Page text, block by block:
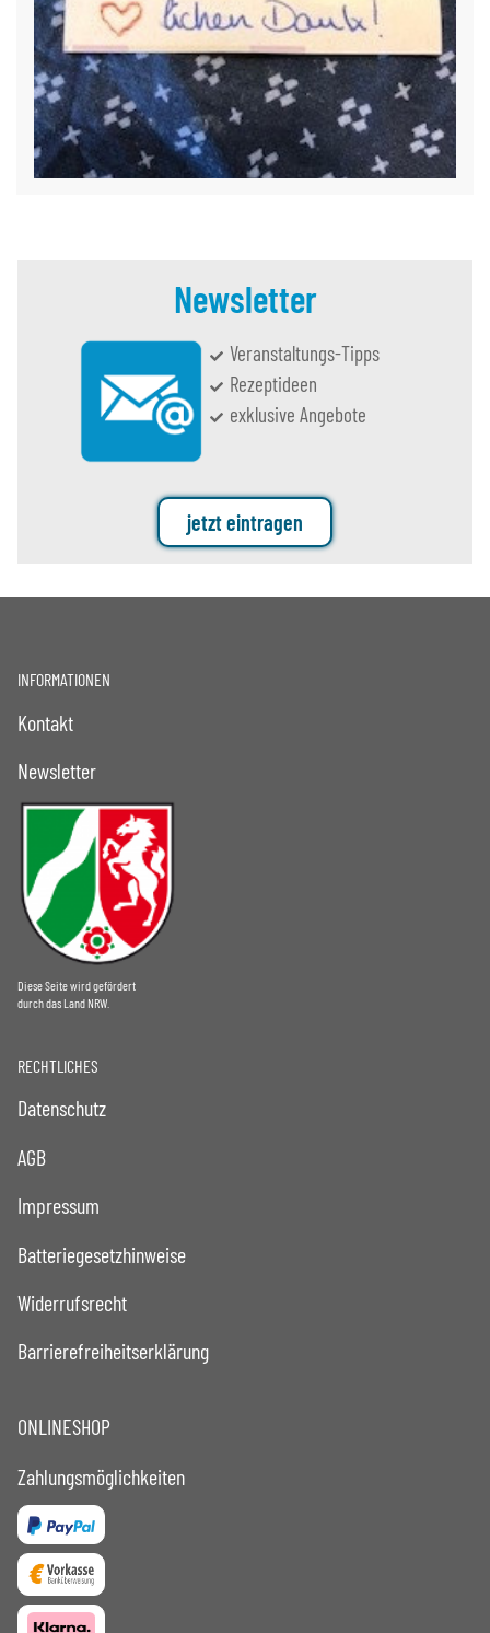
Newsletter
Veranstaltungs-Tipps
Rezeptideen
exklusive Angebote
jetzt eintragen
INFORMATIONEN
Kontakt
Newsletter
Diese Seite wird gefördert
durch das Land NRW.
RECHTLICHES
Datenschutz
AGB
Impressum
Batteriegesetzhinweise
Widerrufsrecht
Barrierefreiheitserklärung
ONLINESHOP
Zahlungsmöglichkeiten